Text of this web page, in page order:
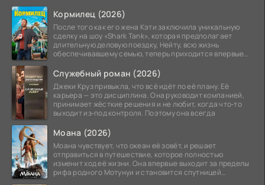
Кормилец (2026)
После того как его жена Кэти заключила уникальную
сделку на шоу «Shark Tank», которая предполагает
длительную деловую поездку, Нейту, всю жизнь
обеспечивавшему семью, теперь приходится впервые
Служебный роман (2026)
Джеки Круз привыкла, что всё идёт по её плану. Её
карьера — это дисциплина. Она руководит компанией,
принимает жёсткие решения и не любит, когда что‑то
выходит из‑под контроля. Поэтому она всегда
Моана (2026)
Моана чувствует, что океан её зовёт, и решает
отправиться в путешествие, которое полностью
изменит ход её жизни. Она впервые выходит за пределы
рифа родного Мотунуи и становится спутницей